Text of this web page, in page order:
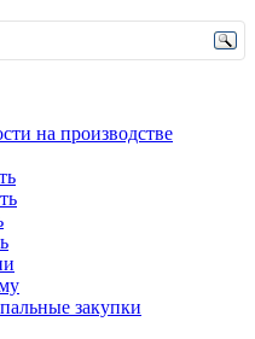
на производстве
закупки